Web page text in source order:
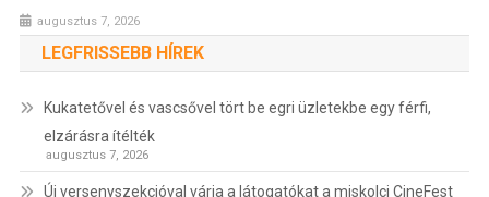
augusztus 7, 2026
LEGFRISSEBB HÍREK
Kukatetővel és vascsővel tört be egri üzletekbe egy férfi,
elzárásra ítélték
augusztus 7, 2026
Új versenyszekcióval várja a látogatókat a miskolci CineFest